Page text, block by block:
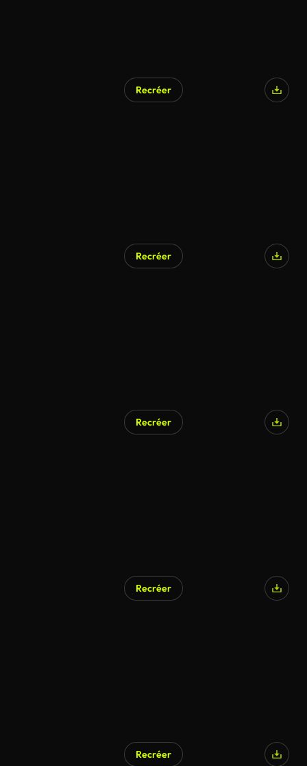
Recréer
Recréer
Recréer
Recréer
Recréer